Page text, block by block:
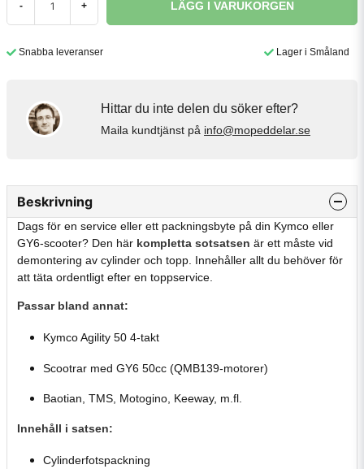
- + LÄGG I VARUKORGEN
Snabba leveranser Lager i Småland
Hittar du inte delen du söker efter?
Maila kundtjänst på info@mopeddelar.se
Beskrivning
Dags för en service eller ett packningsbyte på din Kymco eller
GY6-scooter? Den här kompletta sotsatsen är ett måste vid
demontering av cylinder och topp. Innehåller allt du behöver för
att täta ordentligt efter en toppservice.
Passar bland annat:
Kymco Agility 50 4-takt
Scootrar med GY6 50cc (QMB139-motorer)
Baotian, TMS, Motogino, Keeway, m.fl.
Innehåll i satsen:
Cylinderfotspackning